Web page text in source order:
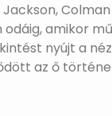
amikor
nyújt a
az ő